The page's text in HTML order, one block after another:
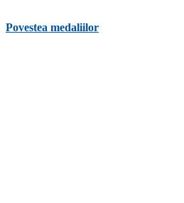
Povestea medaliilor